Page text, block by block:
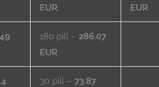
EUR
EUR
180 pill – 286.07
EUR
30 pill –73.87